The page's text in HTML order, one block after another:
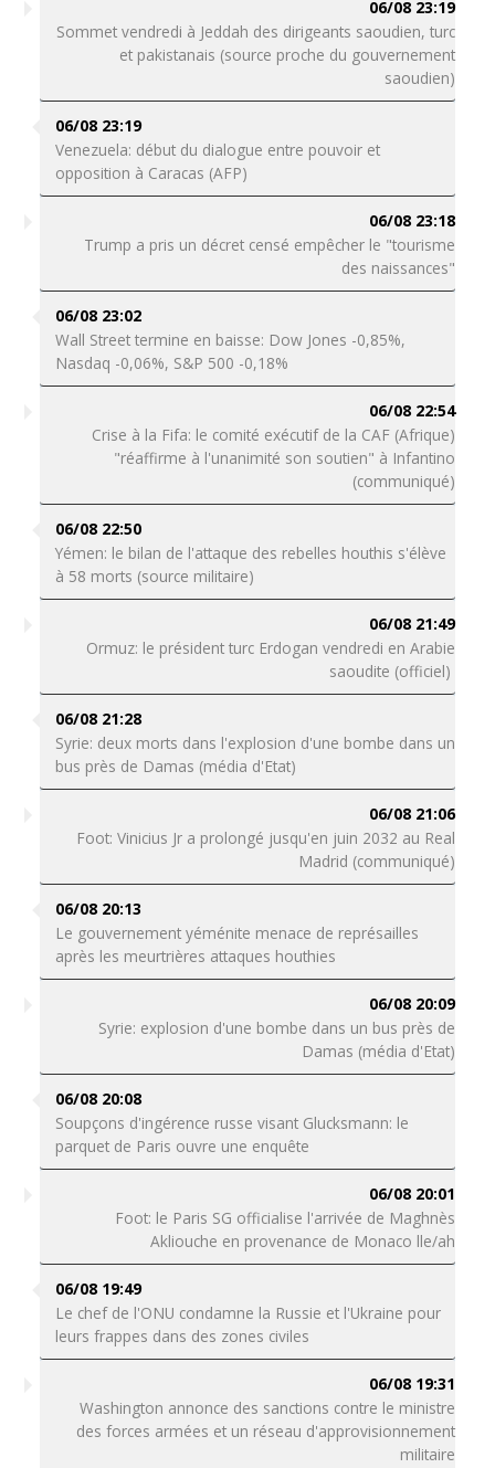
06/08 23:19
Sommet vendredi à Jeddah des dirigeants saoudien, turc
et pakistanais (source proche du gouvernement
saoudien)
06/08 23:19
Venezuela: début du dialogue entre pouvoir et
opposition à Caracas (AFP)
06/08 23:18
Trump a pris un décret censé empêcher le "tourisme
des naissances"
06/08 23:02
Wall Street termine en baisse: Dow Jones -0,85%,
Nasdaq -0,06%, S&P 500 -0,18%
06/08 22:54
Crise à la Fifa: le comité exécutif de la CAF (Afrique)
"réaffirme à l'unanimité son soutien" à Infantino
(communiqué)
06/08 22:50
Yémen: le bilan de l'attaque des rebelles houthis s'élève
à 58 morts (source militaire)
06/08 21:49
Ormuz: le président turc Erdogan vendredi en Arabie
saoudite (officiel)
06/08 21:28
Syrie: deux morts dans l'explosion d'une bombe dans un
bus près de Damas (média d'Etat)
06/08 21:06
Foot: Vinicius Jr a prolongé jusqu'en juin 2032 au Real
Madrid (communiqué)
06/08 20:13
Le gouvernement yéménite menace de représailles
après les meurtrières attaques houthies
06/08 20:09
Syrie: explosion d'une bombe dans un bus près de
Damas (média d'Etat)
06/08 20:08
Soupçons d'ingérence russe visant Glucksmann: le
parquet de Paris ouvre une enquête
06/08 20:01
Foot: le Paris SG officialise l'arrivée de Maghnès
Akliouche en provenance de Monaco lle/ah
06/08 19:49
Le chef de l'ONU condamne la Russie et l'Ukraine pour
leurs frappes dans des zones civiles
06/08 19:31
Washington annonce des sanctions contre le ministre
des forces armées et un réseau d'approvisionnement
militaire